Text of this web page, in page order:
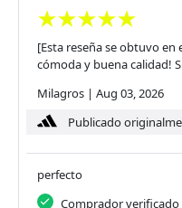
[Esta reseña se obtuvo
cómoda y buena calidad!
Milagros | Aug 03, 2026
Publicado
perfecto
Comprador verificado